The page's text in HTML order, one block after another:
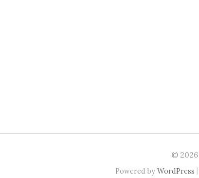
© 2026
Powered by WordPress |